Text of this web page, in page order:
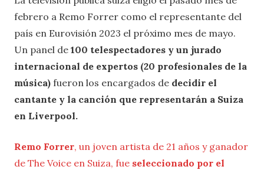
febrero a Remo Forrer como el representante del
país en Eurovisión 2023 el próximo mes de mayo.
Un panel de 100 telespectadores y un jurado
internacional de expertos (20 profesionales de la
música) fueron los encargados de decidir el
cantante y la canción que representarán a Suiza
en Liverpool.
Remo Forrer, un joven artista de 21 años y ganador
de The Voice en Suiza, fue seleccionado por el